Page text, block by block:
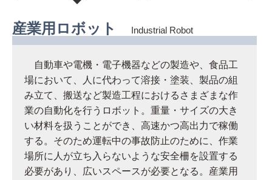
産業用ロボット Industrial Robot
自動車や電機・電子機器などの製造や、食品工
場において、人に代わって溶接・塗装、製品の組
み立て、搬送など製造工程におけるさまざまな作
業の自動化を行うロボット。重量・サイズの大き
い材料を扱うことができ、高速かつ高出力で稼働
する。そのため運転中の事故防止のために、作業
場所に人が立ち入らないような安全柵を設置する
必要があり、広いスペースが必要となる。産業用